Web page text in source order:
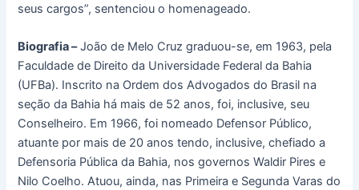
seus cargos”, sentenciou o homenageado.
Biografia –João de Melo Cruz graduou-se, em 1963, pela
Faculdade de Direito da Universidade Federal da Bahia
(UFBa). Inscrito na Ordem dos Advogados do Brasil na
seção da Bahia há mais de 52 anos, foi, inclusive, seu
Conselheiro. Em 1966, foi nomeado Defensor Público,
atuante por mais de 20 anos tendo, inclusive, chefiado a
Defensoria Pública da Bahia, nos governos Waldir Pires e
Nilo Coelho. Atuou, ainda, nas Primeira e Segunda Varas do